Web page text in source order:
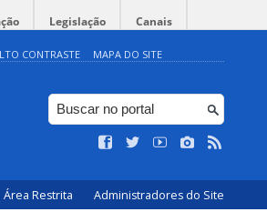
Legislação Canais
CONTRASTE MAPA DO SITE
Área Restrita Administradores do Site